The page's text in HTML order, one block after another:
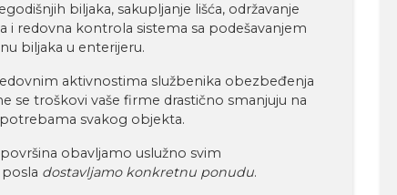
biljaka, sakupljanje lišća, održavanje
i redovna kontrola sistema sa podešavanjem
biljaka u enterijeru.
aktivnostima službenika obezbeđenja
se troškovi vaše firme drastično smanjuju na
svakog objekta.
obavljamo uslužno svim
dostavljamo konkretnu ponudu.